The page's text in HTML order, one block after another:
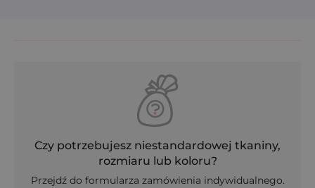
Czy potrzebujesz niestandardowej tkaniny,
rozmiaru lub koloru?
Przejdź do formularza zamówienia indywidualnego.